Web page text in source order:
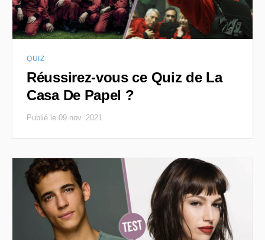
QUIZ
Réussirez-vous ce Quiz de La
Casa De Papel ?
Publié le 09 nov. 2021